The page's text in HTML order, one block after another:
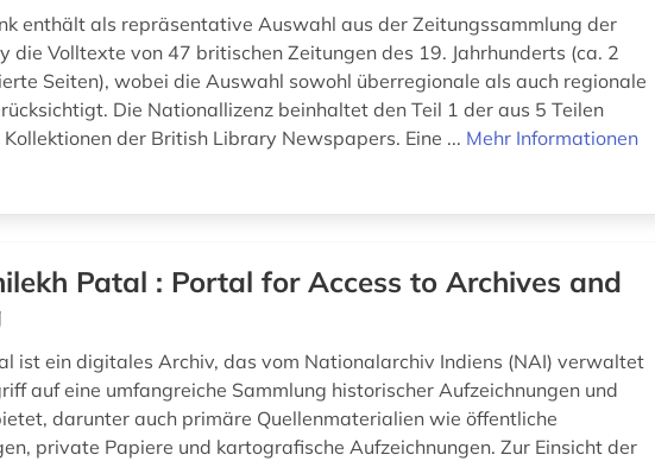
enthält als repräsentative Auswahl aus der Zeitungssammlung der
die Volltexte von 47 britischen Zeitungen des 19. Jahrhunderts (ca. 2
Seiten), wobei die Auswahl sowohl überregionale als auch regionale
Die Nationallizenz beinhaltet den Teil 1 der aus 5 Teilen
der British Library Newspapers. Eine ... Mehr Informationen
Patal : Portal for Access to Archives and
ist ein digitales Archiv, das vom Nationalarchiv Indiens (NAI) verwaltet
auf eine umfangreiche Sammlung historischer Aufzeichnungen und
darunter auch primäre Quellenmaterialien wie öffentliche
private Papiere und kartografische Aufzeichnungen. Zur Einsicht der